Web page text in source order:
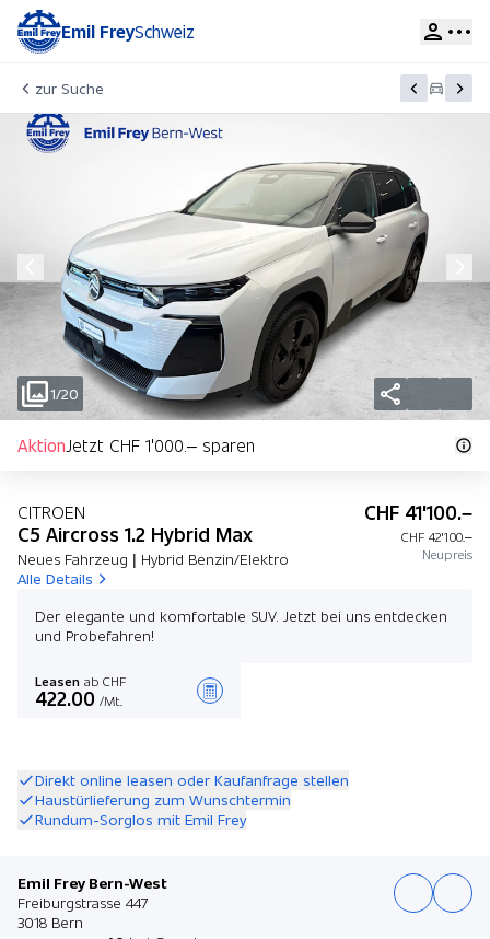
Emil FreySchweiz
zur Suche
1/20
AktionJetzt CHF 1'000.– sparen
CITROEN
C5 Aircross 1.2 Hybrid Max
Neues Fahrzeug | Hybrid Benzin/Elektro
Alle Details
CHF 41'100.–
CHF 42'100.–
Neupreis
Der elegante und komfortable SUV. Jetzt bei uns entdecken
und Probefahren!
Leasen ab CHF
422.00 /Mt.
Direkt online leasen oder Kaufanfrage stellen
Haustürlieferung zum Wunschtermin
Rundum-Sorglos mit Emil Frey
Emil Frey Bern-West
Freiburgstrasse 447
3018 Bern